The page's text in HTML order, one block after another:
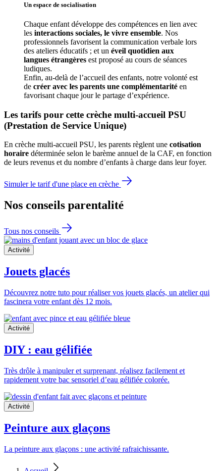
Un espace de socialisation
Chaque enfant développe des compétences en lien avec
les interactions sociales, le vivre ensemble. Nos
professionnels favorisent la communication verbale lors
des ateliers éducatifs ; et un éveil quotidien aux
langues étrangères est proposé au cours de séances
ludiques.
Enfin, au-delà de l’accueil des enfants, notre volonté est
de créer avec les parents une complémentarité en
favorisant chaque jour le partage d’expérience.
Les tarifs pour cette crèche multi-accueil PSU
(Prestation de Service Unique)
En crèche multi-accueil PSU, les parents règlent une cotisation
horaire déterminée selon le barème annuel de la CAF, en fonction
de leurs revenus et du nombre d’enfants à charge dans leur foyer.
Simuler le tarif d'une place en crèche
Nos conseils parentalité
Tous nos conseils
Activité
Jouets glacés
Découvrez notre tuto pour réaliser vos jouets glacés, un atelier qui
fascinera votre enfant dès 12 mois.
Activité
DIY : eau gélifiée
Très drôle à manipuler et surprenant, réalisez facilement et
rapidement votre bac sensoriel d’eau gélifiée colorée.
Activité
Peinture aux glaçons
La peinture aux glaçons : une activité rafraichissante.